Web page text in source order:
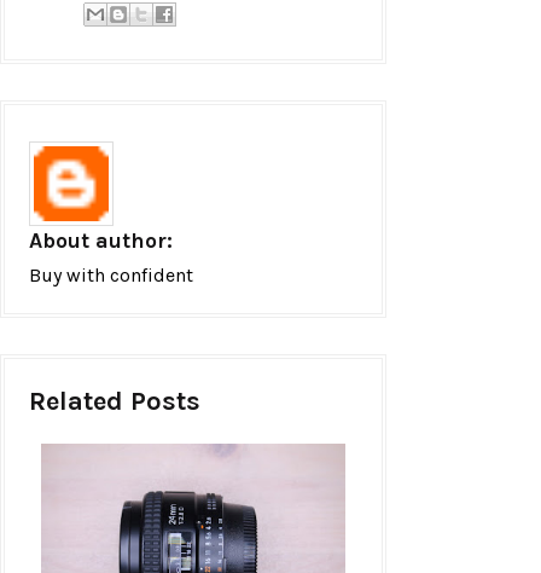
About author:
Buy with confident
Related Posts